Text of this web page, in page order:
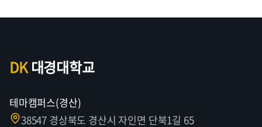
DK대경대학교
테마캠퍼스(경산)
38547 경상북도 경산시 자인면 단북1길 65